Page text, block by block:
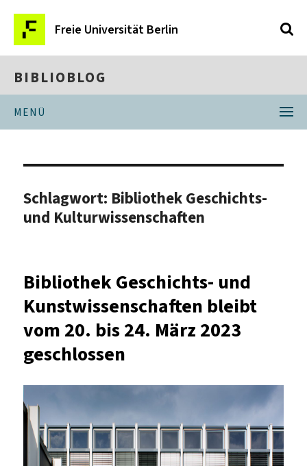
Freie Universität Berlin
BIBLIOBLOG
MENÜ
Schlagwort: Bibliothek Geschichts-
und Kulturwissenschaften
Bibliothek Geschichts- und
Kunstwissenschaften bleibt
vom 20. bis 24. März 2023
geschlossen